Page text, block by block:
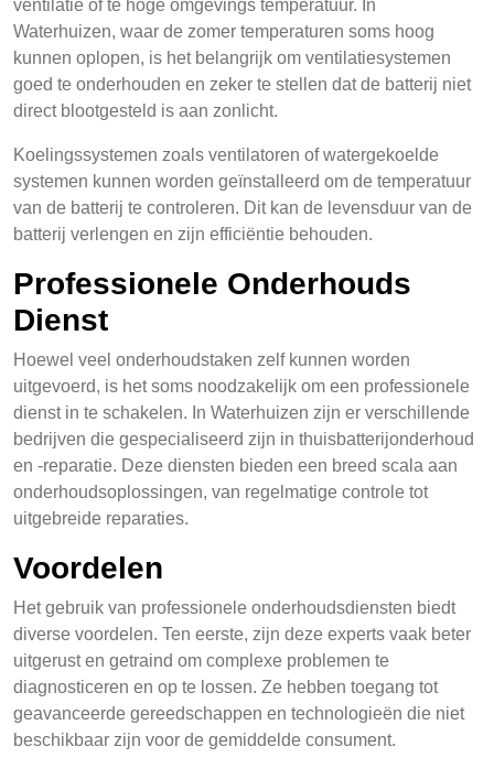
ventilatie of te hoge omgevings temperatuur. In
Waterhuizen, waar de zomer temperaturen soms hoog
kunnen oplopen, is het belangrijk om ventilatiesystemen
goed te onderhouden en zeker te stellen dat de batterij niet
direct blootgesteld is aan zonlicht.
Koelingssystemen zoals ventilatoren of watergekoelde
systemen kunnen worden geïnstalleerd om de temperatuur
van de batterij te controleren. Dit kan de levensduur van de
batterij verlengen en zijn efficiëntie behouden.
Professionele Onderhouds
Dienst
Hoewel veel onderhoudstaken zelf kunnen worden
uitgevoerd, is het soms noodzakelijk om een professionele
dienst in te schakelen. In Waterhuizen zijn er verschillende
bedrijven die gespecialiseerd zijn in thuisbatterijonderhoud
en -reparatie. Deze diensten bieden een breed scala aan
onderhoudsoplossingen, van regelmatige controle tot
uitgebreide reparaties.
Voordelen
Het gebruik van professionele onderhoudsdiensten biedt
diverse voordelen. Ten eerste, zijn deze experts vaak beter
uitgerust en getraind om complexe problemen te
diagnosticeren en op te lossen. Ze hebben toegang tot
geavanceerde gereedschappen en technologieën die niet
beschikbaar zijn voor de gemiddelde consument.